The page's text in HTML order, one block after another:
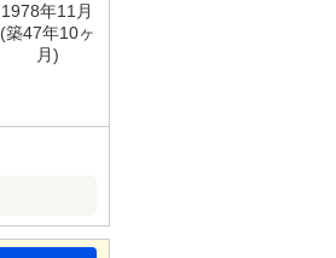
1978年11月
(築47年10ヶ
月)